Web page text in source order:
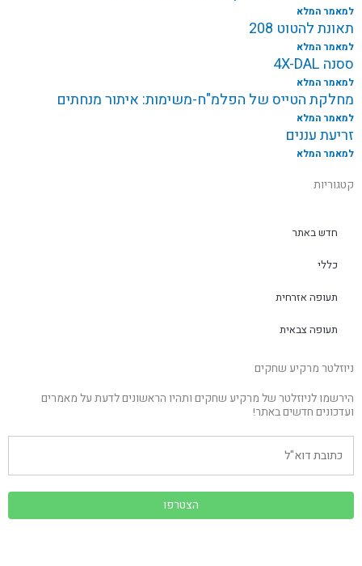
למאמר המלא
תאונת להטוט 208
למאמר המלא
ססנה 4X-DAL
למאמר המלא
מחלקת הטייס של הפלמ"ח-משימות: איתור מנחתים
למאמר המלא
זריעת עננים
למאמר המלא
קטגוריות
חדש באתר
כללי
תעופה אזרחית
תעופה צבאית
ניוזלטר מרקיע שחקים
הירשמו לניוזלטר של מרקיע שחקים ותהיו הראשונים לדעת על מאמרים
ועדכונים חדשים באתר!